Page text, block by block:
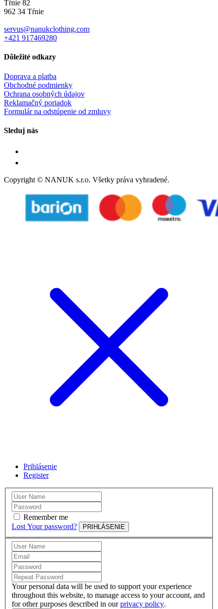
Tŕnie 82
962 34 Tŕnie
servus@nanukclothing.com
+421 917469280
Dôležité odkazy
Doprava a platba
Obchodné podmienky
Ochrana osobných údajov
Reklamačný poriadok
Formulár na odstúpenie od zmluvy
Sleduj nás
Copyright © NANUK s.r.o. Všetky práva vyhradené.
Prihlásenie
Register
Remember me
Lost Your password?
PRIHLÁSENIE
Your personal data will be used to support your experience
throughout this website, to manage access to your account, and
for other purposes described in ourprivacy policy.